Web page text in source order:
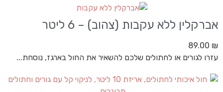
אברקלין ללא עקבות (צהוב) – 6 ליטר
89.00 ₪
עזרו לגורים או לחתולים שלכם להשאיר את החול בארגז, נוסחת...